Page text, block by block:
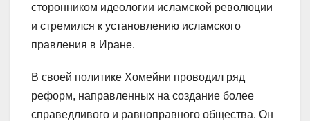
сторонником идеологии исламской революции
и стремился к установлению исламского
правления в Иране.
В своей политике Хомейни проводил ряд
реформ, направленных на создание более
справедливого и равноправного общества. Он